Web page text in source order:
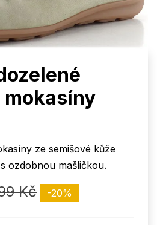
mokasíny
ze semišové kůže
ozdobnou mašličkou.
Kč -20%